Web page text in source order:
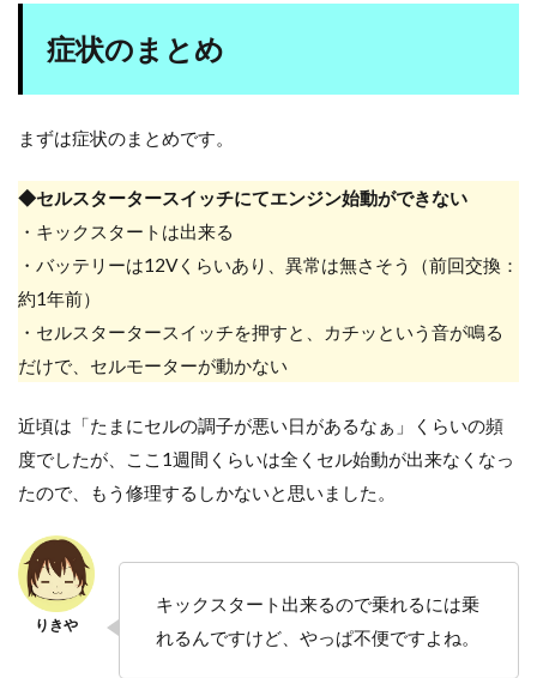
症状のまとめ
まずは症状のまとめです。
◆セルスタータースイッチにてエンジン始動ができない
・キックスタートは出来る
・バッテリーは12Vくらいあり、異常は無さそう（前回交換：
約1年前）
・セルスタータースイッチを押すと、カチッという音が鳴る
だけで、セルモーターが動かない
近頃は「たまにセルの調子が悪い日があるなぁ」くらいの頻
度でしたが、ここ1週間くらいは全くセル始動が出来なくなっ
たので、もう修理するしかないと思いました。
キックスタート出来るので乗れるには乗
れるんですけど、やっぱ不便ですよね。